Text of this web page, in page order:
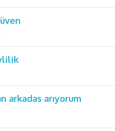
arkadas arıyorum